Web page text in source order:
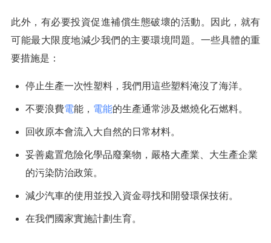
此外，有必要投資促進補償生態破壞的活動。因此，就有
可能最大限度地減少我們的主要環境問題。一些具體的重
要措施是：
停止生產一次性塑料，我們用這些塑料淹沒了海洋。
不要浪費電能， 電能的生產通常涉及燃燒化石燃料。
回收原本會流入大自然的日常材料。
妥善處置危險化學品廢棄物，嚴格大產業、大生產企業
的污染防治政策。
減少汽車的使用並投入資金尋找和開發環保技術。
在我們國家實施計劃生育。